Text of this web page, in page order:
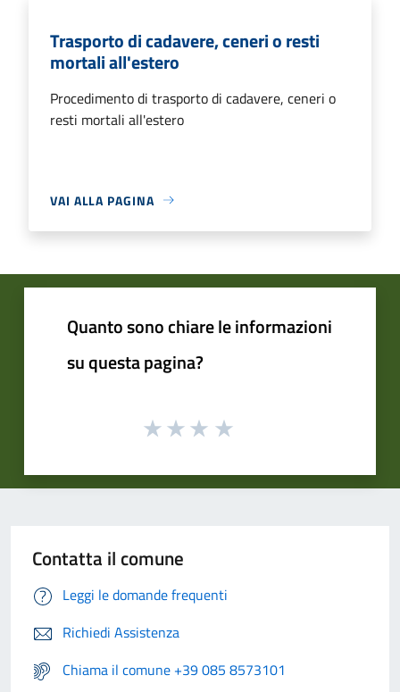
Trasporto di cadavere, ceneri o resti
mortali all'estero
Procedimento di trasporto di cadavere, ceneri o
resti mortali all'estero
VAI ALLA PAGINA
Quanto sono chiare le informazioni
su questa pagina?
Contatta il comune
Leggi le domande frequenti
Richiedi Assistenza
Chiama il comune +39 085 8573101